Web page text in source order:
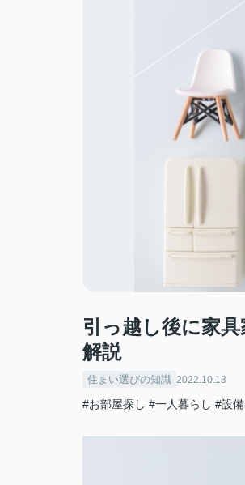
引っ越し後に家
解説
住まい選びの知識 2022.10.13
#お部屋探し #一人暮らし #設